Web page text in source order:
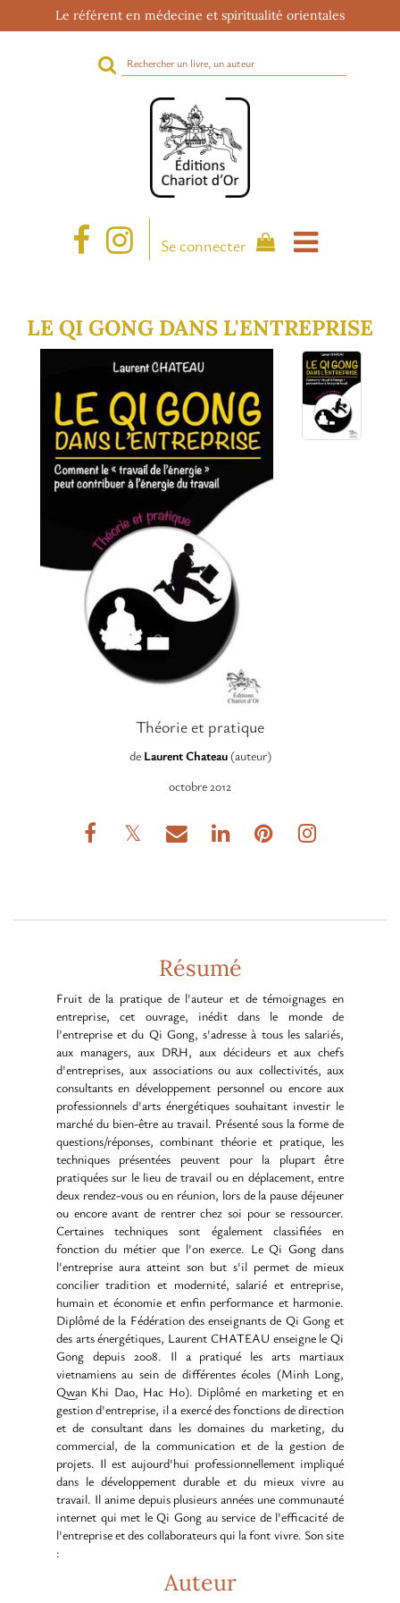
Le référent en médecine et spiritualité orientales
Rechercher
sur
site
Se connecter
LE QI GONG DANS L'ENTREPRISE
Théorie et pratique
de Laurent Chateau(auteur)
octobre 2012
Résumé
Fruit de la pratique de l'auteur et de témoignages en
entreprise, cet ouvrage, inédit dans le monde de
l'entreprise et du Qi Gong, s'adresse à tous les salariés,
aux managers, aux DRH, aux décideurs et aux chefs
d'entreprises, aux associations ou aux collectivités, aux
consultants en développement personnel ou encore aux
professionnels d'arts énergétiques souhaitant investir le
marché du bien-être au travail. Présenté sous la forme de
questions/réponses, combinant théorie et pratique, les
techniques présentées peuvent pour la plupart être
pratiquées sur le lieu de travail ou en déplacement, entre
deux rendez-vous ou en réunion, lors de la pause déjeuner
ou encore avant de rentrer chez soi pour se ressourcer.
Certaines techniques sont également classifiées en
fonction du métier que l'on exerce. Le Qi Gong dans
l'entreprise aura atteint son but s'il permet de mieux
concilier tradition et modernité, salarié et entreprise,
humain et économie et enfin performance et harmonie.
Diplômé de la Fédération des enseignants de Qi Gong et
des arts énergétiques, Laurent CHATEAU enseigne le Qi
Gong depuis 2008. Il a pratiqué les arts martiaux
vietnamiens au sein de différentes écoles (Minh Long,
Qwan Khi Dao, Hac Ho). Diplômé en marketing et en
gestion d'entreprise, il a exercé des fonctions de direction
et de consultant dans les domaines du marketing, du
commercial, de la communication et de la gestion de
projets. Il est aujourd'hui professionnellement impliqué
dans le développement durable et du mieux vivre au
travail. Il anime depuis plusieurs années une communauté
internet qui met le Qi Gong au service de l'efficacité de
l'entreprise et des collaborateurs qui la font vivre. Son site
:
Auteur